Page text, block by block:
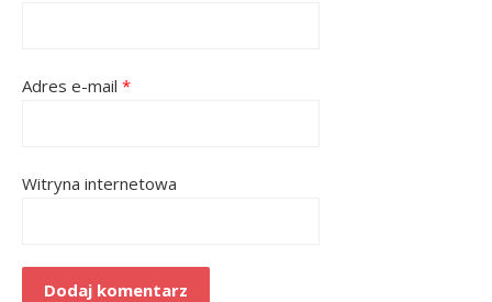
Adres e-mail *
Witryna internetowa